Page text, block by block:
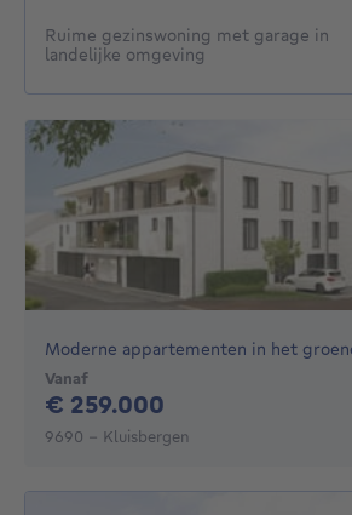
Ruime gezinswoning met garage in
landelijke omgeving
Vanaf
€ 259.000
9690 - Kluisbergen